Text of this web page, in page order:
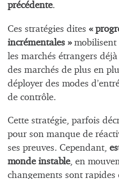
précédente.
Ces stratégies dites «
incrémentales »mobilisent
les marchés étrangers
des marchés de plus en
déployer des modes
de contrôle.
Cette stratégie, parfois
pour son manque de
ses preuves. Cependant,
monde instable, en
changements sont